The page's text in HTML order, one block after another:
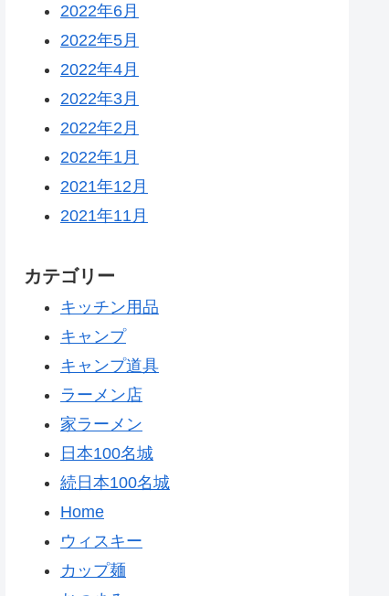
2022年6月
2022年5月
2022年4月
2022年3月
2022年2月
2022年1月
2021年12月
2021年11月
カテゴリー
キッチン用品
キャンプ
キャンプ道具
ラーメン店
家ラーメン
日本100名城
続日本100名城
Home
ウィスキー
カップ麺